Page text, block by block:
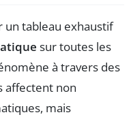
un tableau exhaustif
sur toutes les
à travers des
affectent non
mais